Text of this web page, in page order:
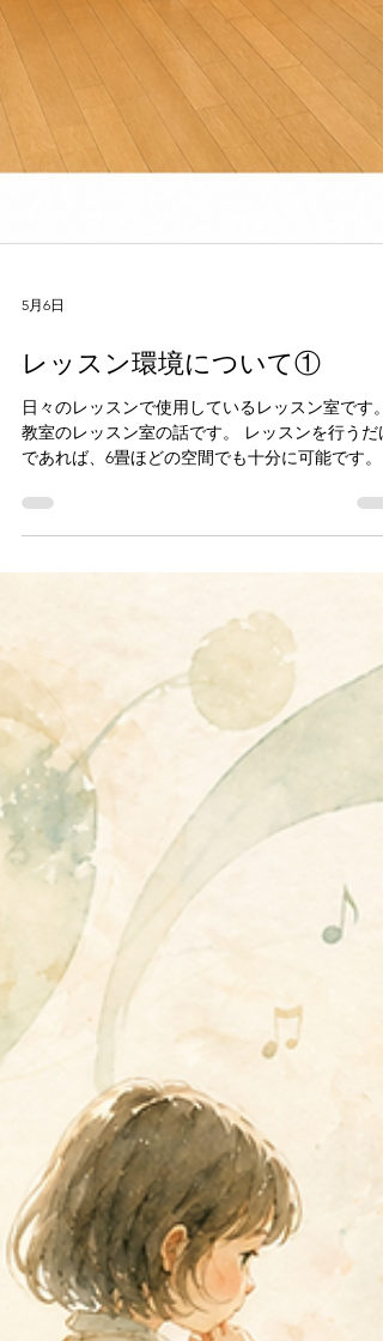
5月6日
レッスン環境について①
日々のレッスンで使用しているレッスン室です。
であれば、6畳ほどの空間でも十分に可能です。
際、マンションの一室で防音施工を行う場合、 4
き、 少し気になる点がありました。 それは、自
の経験によるものです。 アコースティックピアノ
のコントロールは、とても繊細で、 幼少期、練習
している環境と、発表会や試験で演奏する環境と
の違いに、 戸惑うことが少なくありませんでし
た。 楽器そのものだけでなく、 部屋の広さや響
によって、音の感じ方は大きく変わります。 だか
らこそ教室では、 できるだけ「本番に近い響きの
感覚」を日常的に体験できる環境を 用意したいと
考えました。 運営面だけを考えれば、6畳程度の
ッスン室を複数設けた方が 効率は良かったと思い
ます。 それでも、あえて20畳を超える空間を確保
し、 ミニコンサートも行えるレッスン室としまし
た。 広い空間では、音がすぐに消え